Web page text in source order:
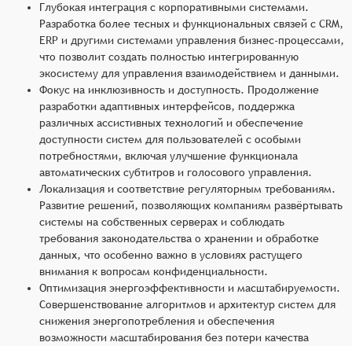
Глубокая интеграция с корпоративными системами.
Разработка более тесных и функциональных связей с CRM,
ERP и другими системами управления бизнес-процессами,
что позволит создать полностью интегрированную
экосистему для управления взаимодействием и данными.
Фокус на инклюзивность и доступность. Продолжение
разработки адаптивных интерфейсов, поддержка
различных ассистивных технологий и обеспечение
доступности систем для пользователей с особыми
потребностями, включая улучшение функционала
автоматических субтитров и голосового управления.
Локализация и соответствие регуляторным требованиям.
Развитие решений, позволяющих компаниям развёртывать
системы на собственных серверах и соблюдать
требования законодательства о хранении и обработке
данных, что особенно важно в условиях растущего
внимания к вопросам конфиденциальности.
Оптимизация энергоэффективности и масштабируемости.
Совершенствование алгоритмов и архитектур систем для
снижения энергопотребления и обеспечения
возможности масштабирования без потери качества